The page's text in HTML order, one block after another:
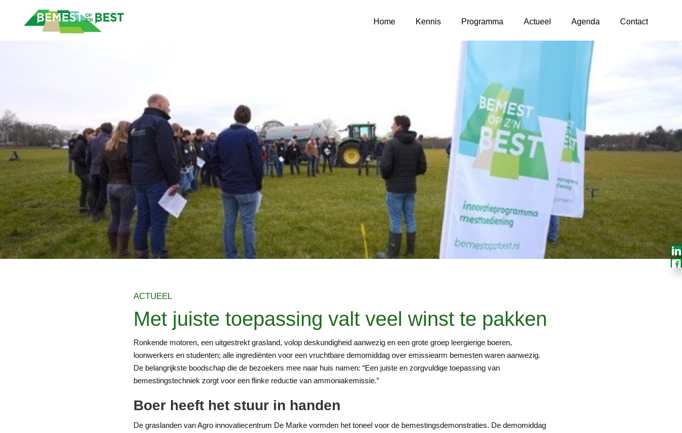
Home Kennis Programma Actueel Agenda Contact
ACTUEEL
Met juiste toepassing valt veel winst te pakken
Ronkende motoren, een uitgestrekt grasland, volop deskundigheid aanwezig en een grote groep leergierige boeren,
loonwerkers en studenten; alle ingrediënten voor een vruchtbare demomiddag over emissiearm bemesten waren aanwezig.
De belangrijkste boodschap die de bezoekers mee naar huis namen: “Een juiste en zorgvuldige toepassing van
bemestingstechniek zorgt voor een flinke reductie van ammoniakemissie.”
Boer heeft het stuur in handen
De graslanden van Agro innovatiecentrum De Marke vormden het toneel voor de bemestingsdemonstraties. De demomiddag